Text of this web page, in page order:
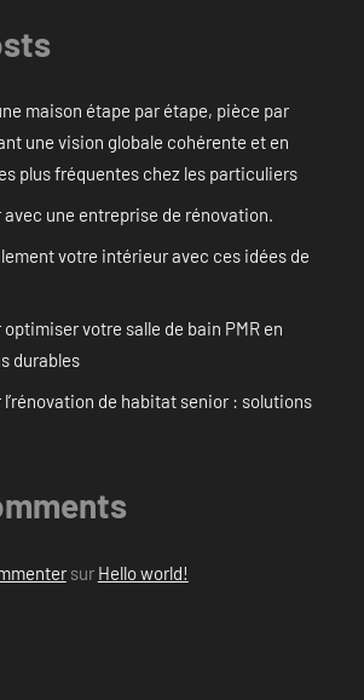
maison étape par étape, pièce par
une vision globale cohérente et en
plus fréquentes chez les particuliers
une entreprise de rénovation.
votre intérieur avec ces idées de
votre salle de bain PMR en
durables
de habitat senior : solutions
sur Hello world!